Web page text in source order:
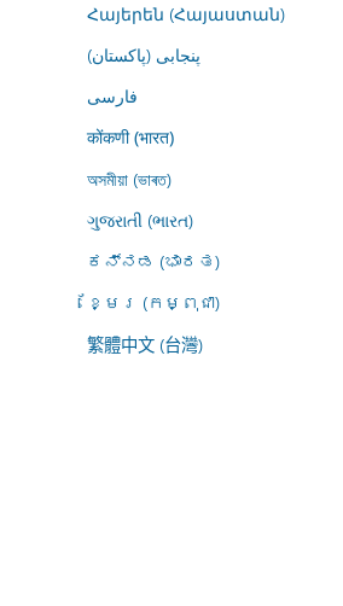
Հայերեն (Հայաստան)
پنجابی (پاکستان)
فارسى
कोंकणी (भारत)
অসমীয়া (ভাৰত)
ગુજરાતી (ભારત)
ಕನ್ನಡ (ಭಾರತ)
ខ្មែរ (កម្ពុជា)
繁體中文 (台灣)